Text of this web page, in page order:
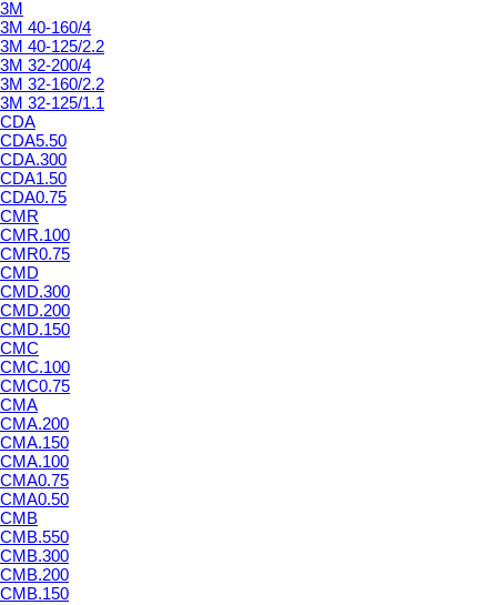
3M
3M 40-160/4
3M 40-125/2.2
3M 32-200/4
3M 32-160/2.2
3M 32-125/1.1
CDA
CDA5.50
CDA.300
CDA1.50
CDA0.75
CMR
CMR.100
CMR0.75
CMD
CMD.300
CMD.200
CMD.150
CMC
CMC.100
CMC0.75
CMA
CMA.200
CMA.150
CMA.100
CMA0.75
CMA0.50
CMB
CMB.550
CMB.300
CMB.200
CMB.150